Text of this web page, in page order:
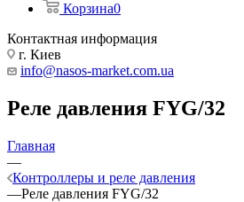
Корзина0
Контактная информация
г. Киев
info@nasos-market.com.ua
Реле давления FYG/32
Главная
—
Контроллеры и реле давления
—Реле давления FYG/32